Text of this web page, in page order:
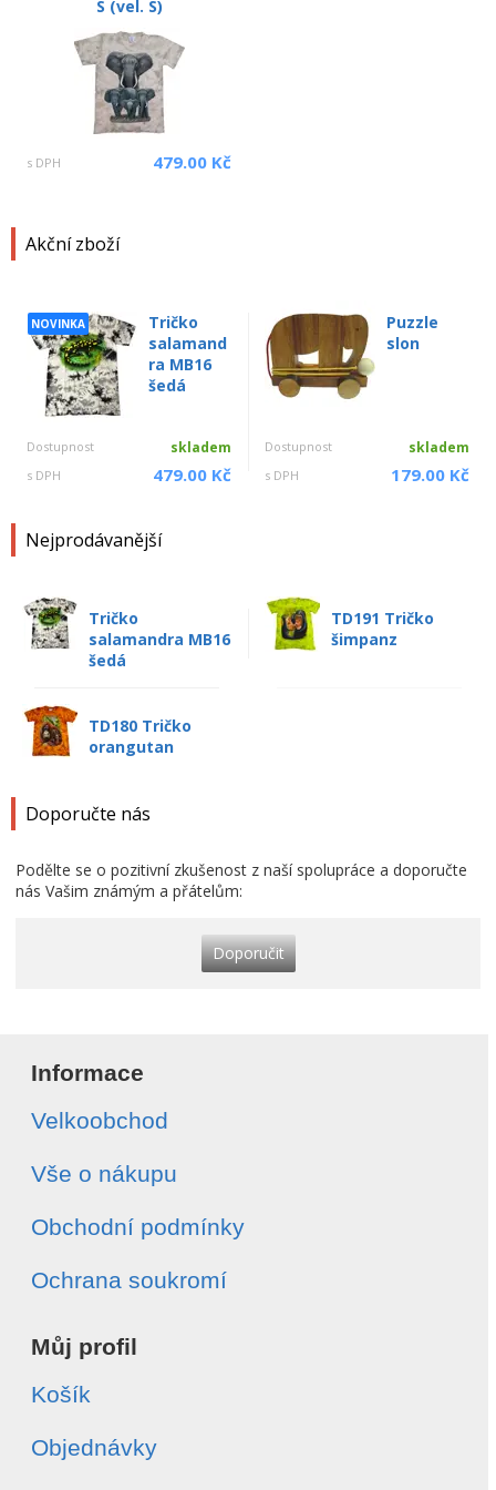
Akční zboží
NOVINKA
Tričko
salamand
ra MB16
šedá
Dostupnost skladem
s DPH 479.00 Kč
Puzzle
slon
Dostupnost skladem
s DPH 179.00 Kč
Nejprodávanější
Tričko
salamandra MB16
šedá
TD191 Tričko
šimpanz
TD180 Tričko
orangutan
Doporučte nás
Podělte se o pozitivní zkušenost z naší spolupráce a doporučte
nás Vašim známým a přátelům:
Doporučit
S (vel. S)
s DPH 479.00 Kč
Informace
Velkoobchod
Vše o nákupu
Obchodní podmínky
Ochrana soukromí
Můj profil
Košík
Objednávky